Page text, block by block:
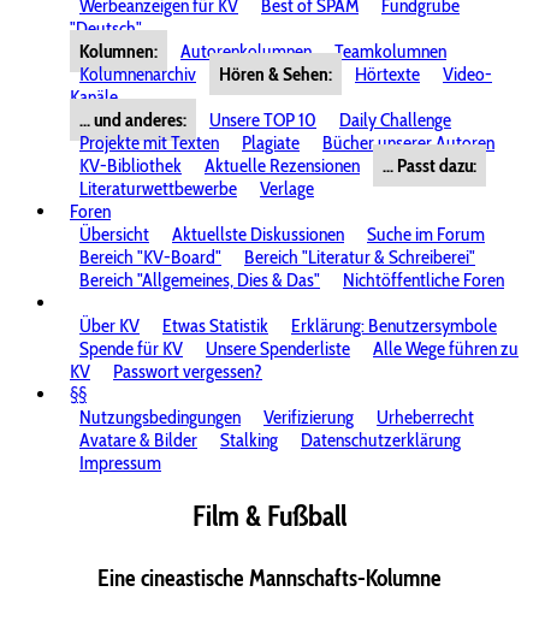
Werbeanzeigen für KV
Best of SPAM
Fundgrube
"Deutsch"
Kolumnen:
Autorenkolumnen
Teamkolumnen
Kolumnenarchiv
Hören & Sehen: Hörtexte
Video-
Kanäle
... und anderes:
Unsere TOP 10
Daily Challenge
Projekte mit Texten
Plagiate
Bücher unserer Autoren
KV-Bibliothek
Aktuelle Rezensionen
... Passt dazu:
Literaturwettbewerbe
Verlage
Foren
Übersicht
Aktuellste Diskussionen
Suche im Forum
Bereich "KV-Board"
Bereich "Literatur & Schreiberei"
Bereich "Allgemeines, Dies & Das"
Nichtöffentliche Foren
Über KV
Etwas Statistik
Erklärung: Benutzersymbole
Spende für KV
Unsere Spenderliste
Alle Wege führen zu
KV
Passwort vergessen?
§§
Nutzungsbedingungen
Verifizierung
Urheberrecht
Avatare & Bilder
Stalking
Datenschutzerklärung
Impressum
Film & Fußball
Eine cineastische Mannschafts-Kolumne